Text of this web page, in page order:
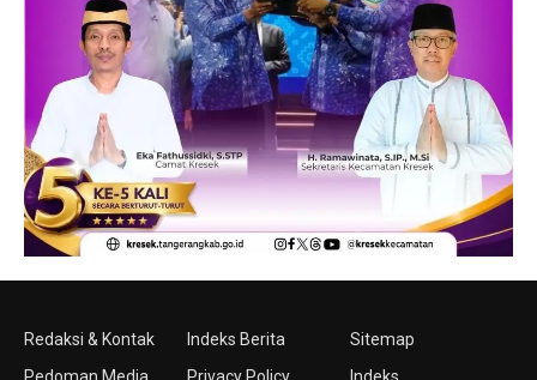
Redaksi & Kontak
Indeks Berita
Sitemap